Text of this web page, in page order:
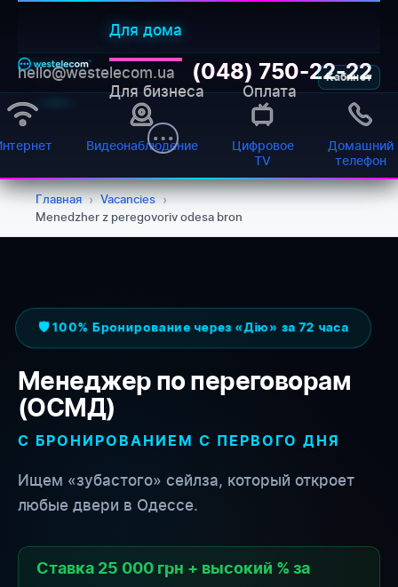
Для дома
Для бизнеса Оплата
Кабинет
hello@westelecom.ua (048) 750-22-22
Видеонаблюдение
Цифровое
TV
Домашний
телефон
Главная › Vacancies ›
Menedzher z peregovoriv odesa bron
🛡️ 100% Бронирование через «Дію» за 72 часа
Менеджер по переговорам
(ОСМД)
С БРОНИРОВАНИЕМ С ПЕРВОГО ДНЯ
Ищем «зубастого» сейлза, который откроет
любые двери в Одессе.
Ставка 25 000 грн + высокий % за
WESTELECOM
Онлайн-підтримка